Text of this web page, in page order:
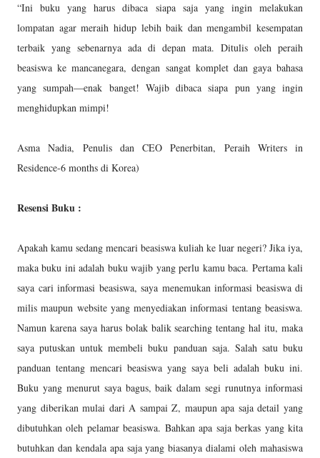
“Ini buku yang harus dibaca siapa saja yang ingin melakukan
lompatan agar meraih hidup lebih baik dan mengambil kesempatan
terbaik yang sebenarnya ada di depan mata. Ditulis oleh peraih
beasiswa ke mancanegara, dengan sangat komplet dan gaya bahasa
yang sumpah—enak banget! Wajib dibaca siapa pun yang ingin
menghidupkan mimpi!
Asma Nadia, Penulis dan CEO Penerbitan, Peraih Writers in
Residence-6 months di Korea)
Resensi Buku :
Apakah kamu sedang mencari beasiswa kuliah ke luar negeri? Jika iya,
maka buku ini adalah buku wajib yang perlu kamu baca. Pertama kali
saya cari informasi beasiswa, saya menemukan informasi beasiswa di
milis maupun website yang menyediakan informasi tentang beasiswa.
Namun karena saya harus bolak balik searching tentang hal itu, maka
saya putuskan untuk membeli buku panduan saja. Salah satu buku
panduan tentang mencari beasiswa yang saya beli adalah buku ini.
Buku yang menurut saya bagus, baik dalam segi runutnya informasi
yang diberikan mulai dari A sampai Z, maupun apa saja detail yang
dibutuhkan oleh pelamar beasiswa. Bahkan apa saja berkas yang kita
butuhkan dan kendala apa saja yang biasanya dialami oleh mahasiswa